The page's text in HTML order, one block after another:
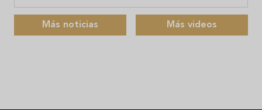
Más noticias Más videos